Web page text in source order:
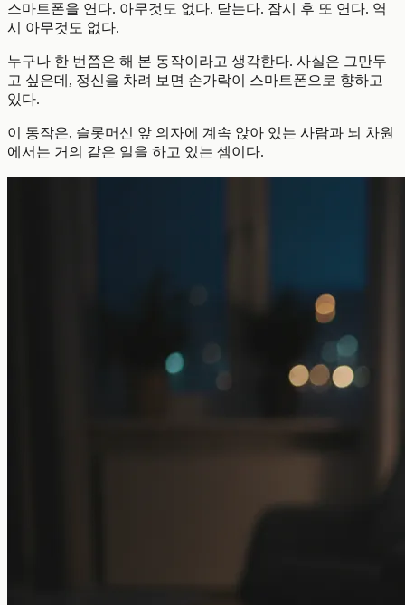
스마트폰을 연다. 아무것도 없다. 닫는다. 잠시 후 또 연다. 역
시 아무것도 없다.
누구나 한 번쯤은 해 본 동작이라고 생각한다. 사실은 그만두
고 싶은데, 정신을 차려 보면 손가락이 스마트폰으로 향하고
있다.
이 동작은, 슬롯머신 앞 의자에 계속 앉아 있는 사람과 뇌 차원
에서는 거의 같은 일을 하고 있는 셈이다.